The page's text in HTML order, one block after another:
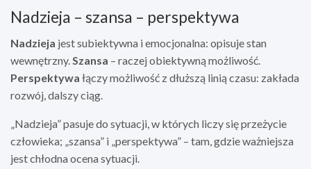
Nadzieja – szansa – perspektywa
Nadzieja jest subiektywna i emocjonalna: opisuje stan
wewnętrzny.Szansa – raczej obiektywną możliwość.
Perspektywa łączy możliwość z dłuższą linią czasu: zakłada
rozwój, dalszy ciąg.
„Nadzieja” pasuje do sytuacji, w których liczy się przeżycie
człowieka; „szansa” i „perspektywa” – tam, gdzie ważniejsza
jest chłodna ocena sytuacji.